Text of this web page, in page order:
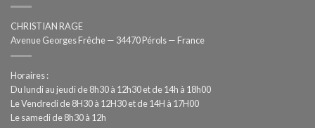
CHRISTIAN RAGE
Avenue Georges Frêche — 34470 Pérols — France
Horaires :
Du lundi au jeudi de 8h30 à 12h30 et de 14h à 18h00
Le Vendredi de 8H30 à 12H30 et de 14H à 17H00
Le samedi de 8h30 à 12h